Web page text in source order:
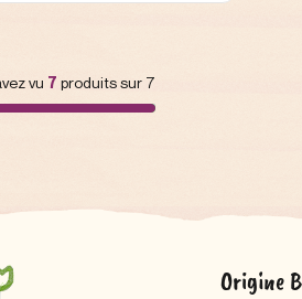
vu 7 produits sur 7
Origine